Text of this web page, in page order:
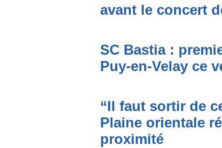
avant le concert
SC Bastia :
Puy-en-Velay ce
“Il faut sortir de
Plaine orientale
proximité